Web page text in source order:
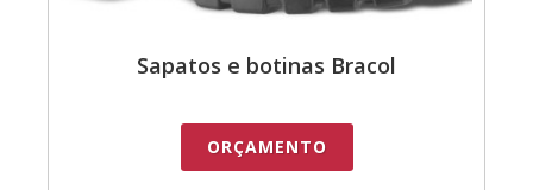
Sapatos e botinas Bracol
ORÇAMENTO